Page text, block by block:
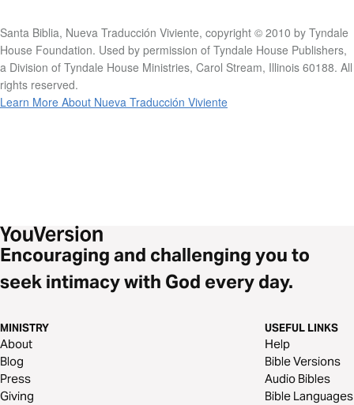
Santa Biblia, Nueva Traducción Viviente, copyright © 2010 by Tyndale
House Foundation. Used by permission of Tyndale House Publishers,
a Division of Tyndale House Ministries, Carol Stream, Illinois 60188. All
rights reserved.
Learn More About Nueva Traducción Viviente
Encouraging and challenging you to
seek intimacy with God every day.
MINISTRY
About
Blog
Press
Giving
USEFUL LINKS
Help
Bible Versions
Audio Bibles
Bible Languages